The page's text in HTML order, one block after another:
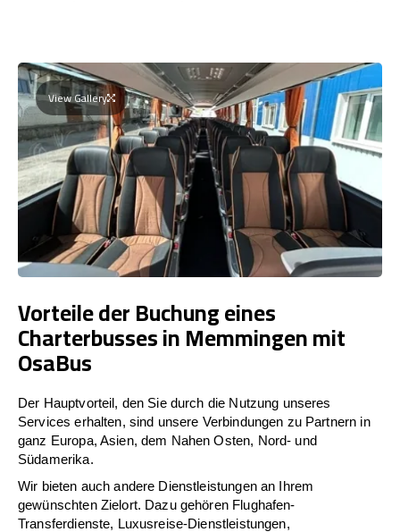
View Gallery
Vorteile der Buchung eines
Charterbusses in Memmingen mit
OsaBus
Der Hauptvorteil, den Sie durch die Nutzung unseres
Services erhalten, sind unsere Verbindungen zu Partnern in
ganz Europa, Asien, dem Nahen Osten, Nord- und
Südamerika.
Wir bieten auch andere Dienstleistungen an Ihrem
gewünschten Zielort. Dazu gehören Flughafen-
Transferdienste, Luxusreise-Dienstleistungen,